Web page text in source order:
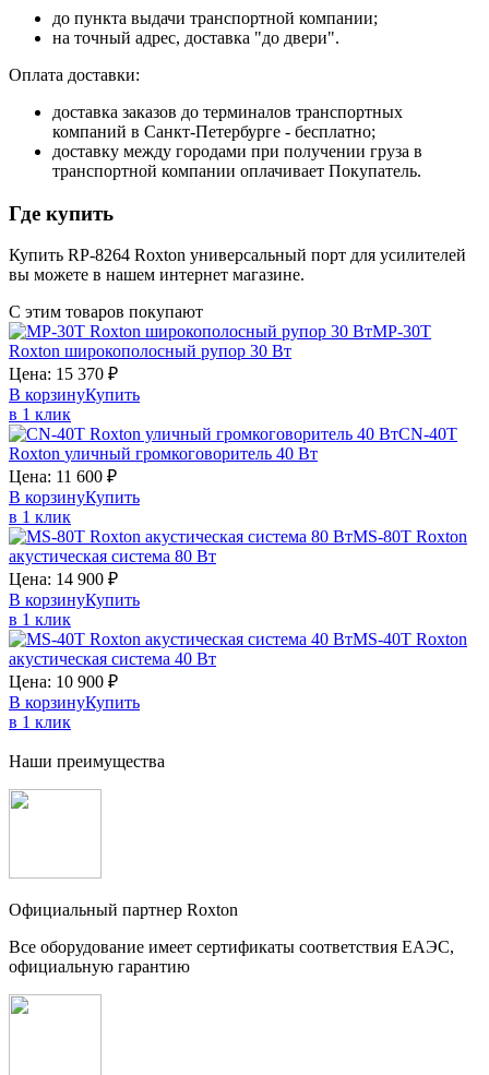
до пункта выдачи транспортной компании;
на точный адрес, доставка "до двери".
Оплата доставки:
доставка заказов до терминалов транспортных
компаний в Санкт-Петербурге - бесплатно;
доставку между городами при получении груза в
транспортной компании оплачивает Покупатель.
Где купить
Купить RP-8264 Roxton универсальный порт для усилителей
вы можете в нашем интернет магазине.
С этим товаров покупают
MP-30T
Roxton широкополосный рупор 30 Вт
Цена: 15 370 ₽
В корзинуКупить
в 1 клик
CN-40T
Roxton уличный громкоговоритель 40 Вт
Цена: 11 600 ₽
В корзинуКупить
в 1 клик
MS-80T Roxton
акустическая система 80 Вт
Цена: 14 900 ₽
В корзинуКупить
в 1 клик
MS-40T Roxton
акустическая система 40 Вт
Цена: 10 900 ₽
В корзинуКупить
в 1 клик
Наши преимущества
Официальный партнер Roxton
Все оборудование имеет сертификаты соответствия ЕАЭС,
официальную гарантию